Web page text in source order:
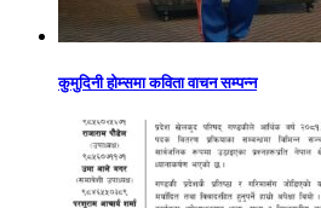
कुमुदिनी होम्समा कविता वाचन सम्पन्न